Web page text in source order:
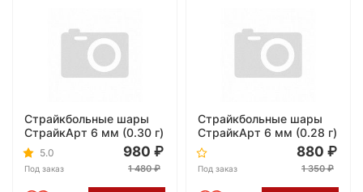
Страйкбольные шары
СтрайкАрт 6 мм (0.30 г)
5.0
Под заказ
980
1 480
Страйкбольные шары
СтрайкАрт 6 мм (0.28 г)
Под заказ
880
1 350